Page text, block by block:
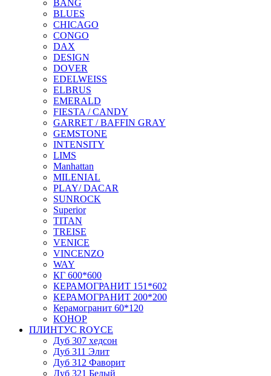
BANG
BLUES
CHICAGO
CONGO
DAX
DESIGN
DOVER
EDELWEISS
ELBRUS
EMERALD
FIESTA / CANDY
GARRET / BAFFIN GRAY
GEMSTONE
INTENSITY
LIMS
Manhattan
MILENIAL
PLAY/ DACAR
SUNROCK
Superior
TITAN
TREISE
VENICE
VINCENZO
WAY
КГ 600*600
КЕРАМОГРАНИТ 151*602
КЕРАМОГРАНИТ 200*200
Керамогранит 60*120
КОНОР
ПЛИНТУС ROYCE
Дуб 307 хедсон
Дуб 311 Элит
Дуб 312 Фаворит
Дуб 321 Белый